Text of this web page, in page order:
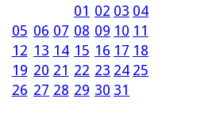
01 02 03 04
05 06 07 08 09 10 11
12 13 14 15 16 17 18
19 20 21 22 23 24 25
26 27 28 29 30 31